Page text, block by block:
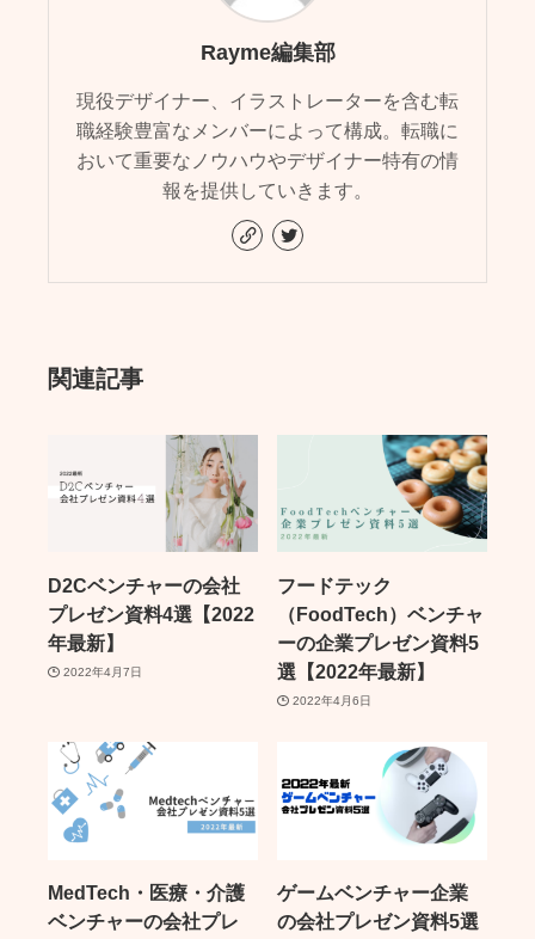
Rayme編集部
現役デザイナー、イラストレーターを含む転
職経験豊富なメンバーによって構成。転職に
おいて重要なノウハウやデザイナー特有の情
報を提供していきます。
関連記事
D2Cベンチャーの会社
プレゼン資料4選【2022
年最新】
2022年4月7日
フードテック
（FoodTech）ベンチャ
ーの企業プレゼン資料5
選【2022年最新】
2022年4月6日
MedTech・医療・介護
ベンチャーの会社プレ
ゲームベンチャー企業
の会社プレゼン資料5選